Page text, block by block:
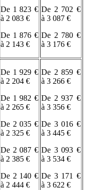
De 1 823 €
à 2 083 €
De 1 876 €
à 2 143 €
De 2 702 €
à 3 087 €
De 2 780 €
à 3 176 €
De 1 929 €
à 2 204 €
De 1 982 €
à 2 265 €
De 2 035 €
à 2 325 €
De 2 087 €
à 2 385 €
De 2 140 €
à 2 444 €
De 2 859 €
à 3 266 €
De 2 937 €
à 3 356 €
De 3 016 €
à 3 445 €
De 3 093 €
à 3 534 €
De 3 171 €
à 3 622 €